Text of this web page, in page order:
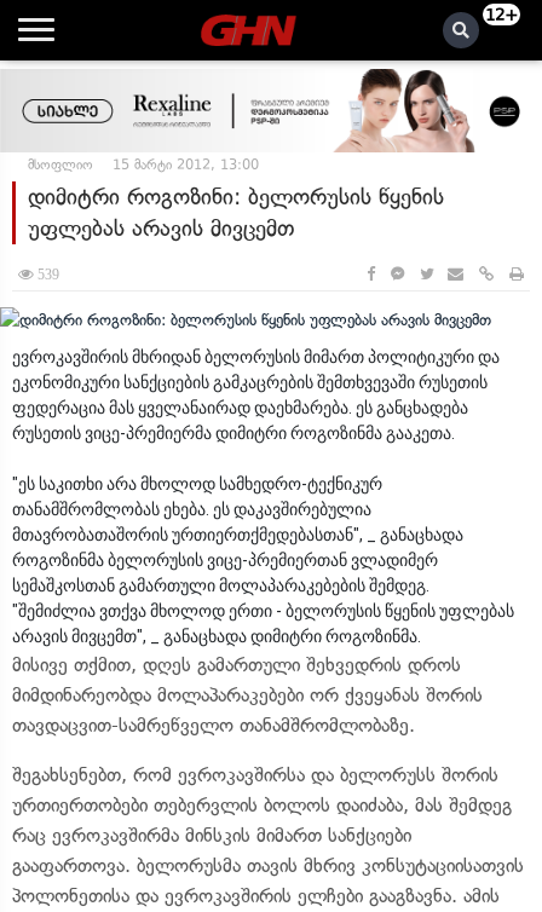
12+
მსოფლიო 15 მარტი 2012, 13:00
დიმიტრი როგოზინი: ბელორუსის წყენის
უფლებას არავის მივცემთ
539
ევროკავშირის მხრიდან ბელორუსის მიმართ პოლიტიკური და
ეკონომიკური სანქციების გამკაცრების შემთხვევაში რუსეთის
ფედერაცია მას ყველანაირად დაეხმარება. ეს განცხადება
რუსეთის ვიცე-პრემიერმა დიმიტრი როგოზინმა გააკეთა.
"ეს საკითხი არა მხოლოდ სამხედრო-ტექნიკურ
თანამშრომლობას ეხება. ეს დაკავშირებულია
მთავრობათაშორის ურთიერთქმედებასთან", _ განაცხადა
როგოზინმა ბელორუსის ვიცე-პრემიერთან ვლადიმერ
სემაშკოსთან გამართული მოლაპარაკებების შემდეგ.
"შემიძლია ვთქვა მხოლოდ ერთი - ბელორუსის წყენის უფლებას
არავის მივცემთ", _ განაცხადა დიმიტრი როგოზინმა.
მისივე თქმით, დღეს გამართული შეხვედრის დროს
მიმდინარეობდა მოლაპარაკებები ორ ქვეყანას შორის
თავდაცვით-სამრეწველო თანამშრომლობაზე.
შეგახსენებთ, რომ ევროკავშირსა და ბელორუსს შორის
ურთიერთობები თებერვლის ბოლოს დაიძაბა, მას შემდეგ
რაც ევროკავშირმა მინსკის მიმართ სანქციები
გააფართოვა. ბელორუსმა თავის მხრივ კონსუტაციისათვის
პოლონეთისა და ევროკავშირის ელჩები გააგზავნა. ამის